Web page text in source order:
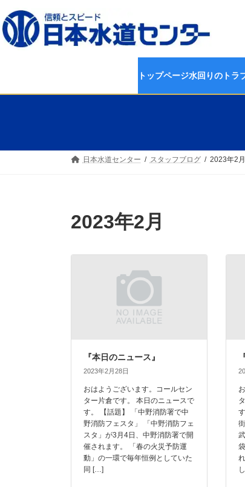
ン
テ
ン
キ
ビ
ゲ
ー
に
トップページ水回りのトラ
日本水道センター スタッフブログ 2023年2月
2023年2月
『本日のニュース』
2023年2月28日
おはようございます。コールセン
ター片倉です。 本日のニュースで
す。 【話題】 「中野消防署で中
野消防フェスタ」 「中野消防フェ
スタ」が3月4日、中野消防署で開
催されます。 「春の火災予防運
動」の一環で毎年恒例としていた
同 […]